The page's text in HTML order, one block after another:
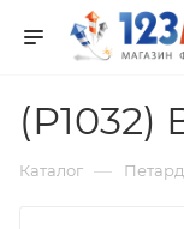
(Р1032)
Каталог —